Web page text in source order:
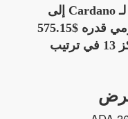
تصل القيمة السوقية الإجمالية لـ Cardano إلى
$9.68 مليار، مع حجم تداول يومي قدره $575.15
مليون. تحتل العملة حالياً المركز 13 في ترتيب